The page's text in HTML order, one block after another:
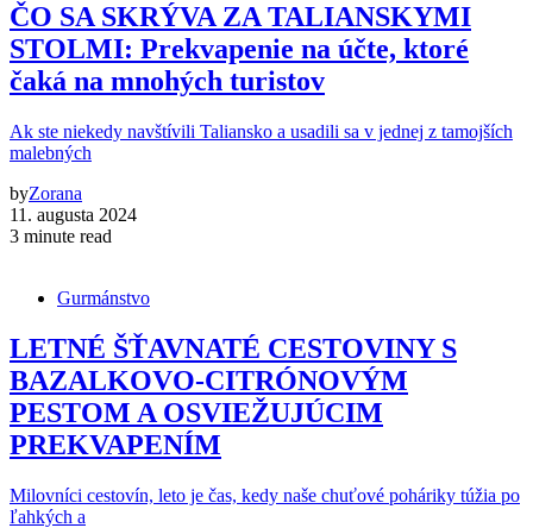
ČO SA SKRÝVA ZA TALIANSKYMI
STOLMI: Prekvapenie na účte, ktoré
čaká na mnohých turistov
Ak ste niekedy navštívili Taliansko a usadili sa v jednej z tamojších
malebných
byZorana
11. augusta 2024
3 minute read
Gurmánstvo
LETNÉ ŠŤAVNATÉ CESTOVINY S
BAZALKOVO-CITRÓNOVÝM
PESTOM A OSVIEŽUJÚCIM
PREKVAPENÍM
Milovníci cestovín, leto je čas, kedy naše chuťové poháriky túžia po
ľahkých a